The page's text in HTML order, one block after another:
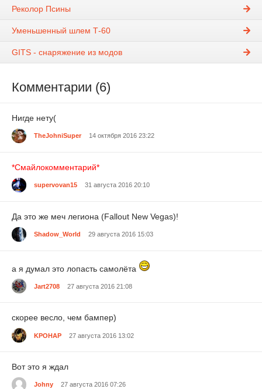
Реколор Псины
Уменьшенный шлем Т-60
GITS - снаряжение из модов
Комментарии (6)
Нигде нету(
TheJohniSuper 14 октября 2016 23:22
*Смайлокомментарий*
supervovan15 31 августа 2016 20:10
Да это же меч легиона (Fallout New Vegas)!
Shadow_World 29 августа 2016 15:03
а я думал это лопасть самолёта
Jart2708 27 августа 2016 21:08
скорее весло, чем бампер)
KPOHAP 27 августа 2016 13:02
Вот это я ждал
Johny 27 августа 2016 07:26